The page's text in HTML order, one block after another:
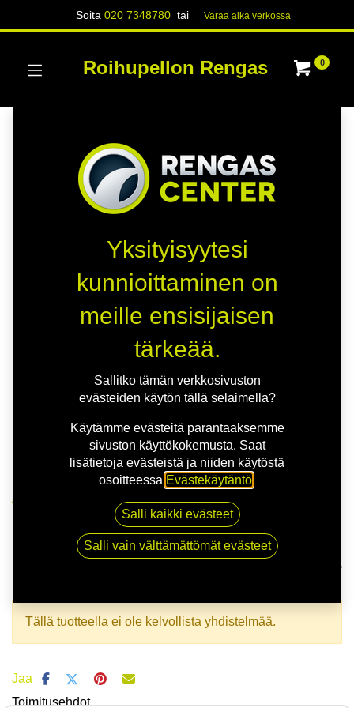
Soita020 7348780 tai Varaa aika verk​​​​ossa
Roihupellon Rengas 0
165/70R14 85T APLUS A701 XL
165/70R14 85T APLUS A701 XL
Tällä tuotteella ei ole kelvollista yhdistelmää.
Jaa
Toimitusehdot
Yksityisyytesi
kunnioittaminen on
meille ensisijaisen
tärkeää.
Sallitko tämän verkkosivuston
evästeiden käytön tällä selaimella?
Käytämme evästeitä parantaaksemme
sivuston käyttökokemusta. Saat
lisätietoja evästeistä ja niiden käytöstä
osoitteessa Evästekäytäntö
Salli kaikki evästeet
Salli vain välttämättömät evästeet